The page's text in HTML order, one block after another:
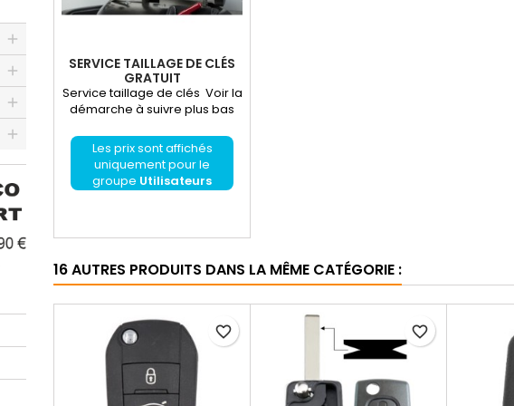
SERVICE TAILLAGE DE CLÉS
GRATUIT
Service taillage de clés Voir la
démarche à suivre plus bas
Les prix sont affichés
uniquement pour le
groupe Utilisateurs
16 AUTRES PRODUITS DANS LA MÊME CATÉGORIE :
favorite_border favorite_border